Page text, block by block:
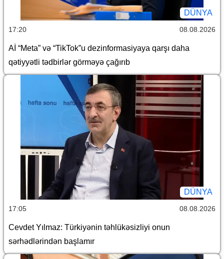
DÜNYA
17:20 08.08.2026
Aİ “Meta” və “TikTok”u dezinformasiyaya qarşı daha
qətiyyətli tədbirlər görməyə çağırıb
DÜNYA
17:05 08.08.2026
Cevdet Yılmaz: Türkiyənin təhlükəsizliyi onun
sərhədlərindən başlamır